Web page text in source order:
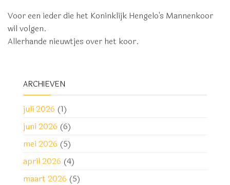
Voor een ieder die het Koninklijk Hengelo's Mannenkoor
wil volgen.
Allerhande nieuwtjes over het koor.
ARCHIEVEN
juli 2026 (1)
juni 2026 (6)
mei 2026 (5)
april 2026 (4)
maart 2026 (5)